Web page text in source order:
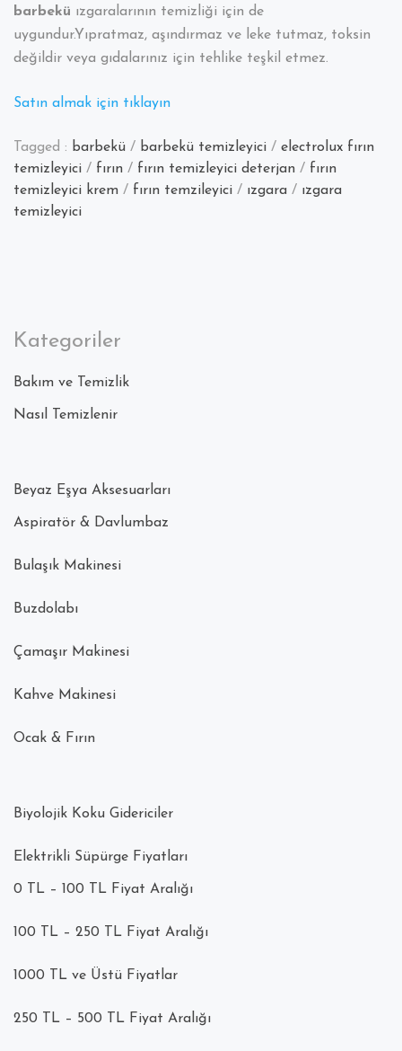
barbekü ızgaralarının temizliği için de
uygundur.Yıpratmaz, aşındırmaz ve leke tutmaz, toksin
değildir veya gıdalarınız için tehlike teşkil etmez.
Satın almak için tıklayın
Tagged : barbekü / barbekü temizleyici / electrolux fırın
temizleyici / fırın / fırın temizleyici deterjan / fırın
temizleyici krem / fırın temzileyici / ızgara / ızgara
temizleyici
Kategoriler
Bakım ve Temizlik
Nasıl Temizlenir
Beyaz Eşya Aksesuarları
Aspiratör & Davlumbaz
Bulaşık Makinesi
Buzdolabı
Çamaşır Makinesi
Kahve Makinesi
Ocak & Fırın
Biyolojik Koku Gidericiler
Elektrikli Süpürge Fiyatları
0 TL – 100 TL Fiyat Aralığı
100 TL – 250 TL Fiyat Aralığı
1000 TL ve Üstü Fiyatlar
250 TL – 500 TL Fiyat Aralığı